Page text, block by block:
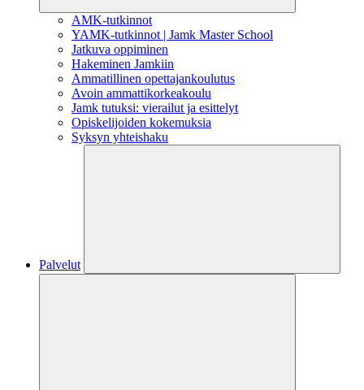
AMK-tutkinnot
YAMK-tutkinnot | Jamk Master School
Jatkuva oppiminen
Hakeminen Jamkiin
Ammatillinen opettajankoulutus
Avoin ammattikorkeakoulu
Jamk tutuksi: vierailut ja esittelyt
Opiskelijoiden kokemuksia
Syksyn yhteishaku
Palvelut